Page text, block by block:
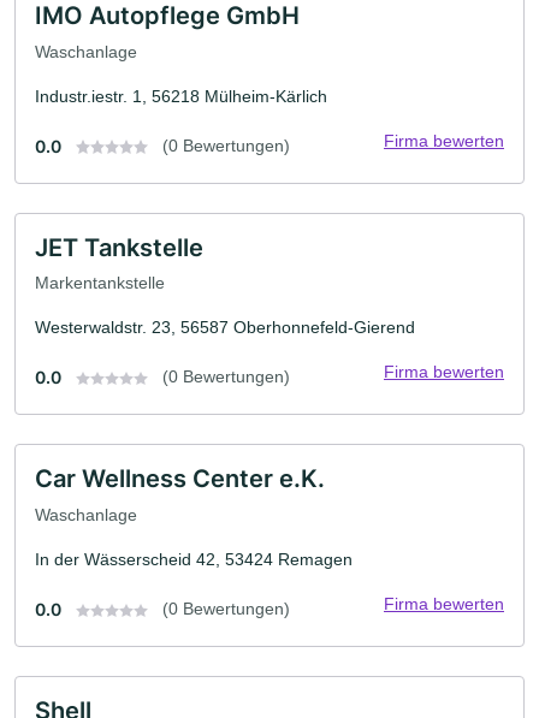
IMO Autopflege GmbH
Waschanlage
Industr.iestr. 1, 56218 Mülheim-Kärlich
0.0 (0 Bewertungen) Firma bewerten
JET Tankstelle
Markentankstelle
Westerwaldstr. 23, 56587 Oberhonnefeld-Gierend
0.0 (0 Bewertungen) Firma bewerten
Car Wellness Center e.K.
Waschanlage
In der Wässerscheid 42, 53424 Remagen
0.0 (0 Bewertungen) Firma bewerten
Shell